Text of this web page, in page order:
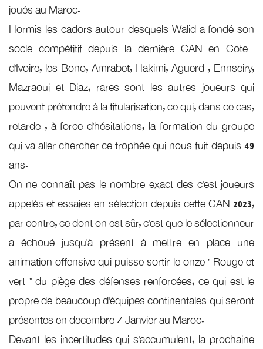
joués au Maroc.
Hormis les cadors autour desquels Walid a fondé son
socle compétitif depuis la dernière CAN en Cote-
d’Ivoire, les Bono, Amrabet, Hakimi, Aguerd , Ennseiry,
Mazraoui et Diaz, rares sont les autres joueurs qui
peuvent prétendre à la titularisation, ce qui, dans ce cas,
retarde , à force d’hésitations, la formation du groupe
qui va aller chercher ce trophée qui nous fuit depuis 49
ans.
On ne connaît pas le nombre exact des c’est joueurs
appelés et essaies en sélection depuis cette CAN 2023,
par contre, ce dont on est sûr, c’est que le sélectionneur
a échoué jusqu’à présent à mettre en place une
animation offensive qui puisse sortir le onze ” Rouge et
vert ” du piège des défenses renforcées, ce qui est le
propre de beaucoup d’équipes continentales qui seront
présentes en decembre/ Janvier au Maroc.
Devant les incertitudes qui s’accumulent, la prochaine